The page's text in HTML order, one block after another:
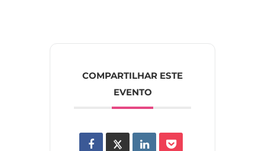
COMPARTILHAR ESTE
EVENTO